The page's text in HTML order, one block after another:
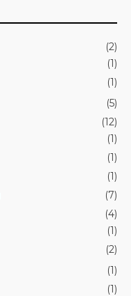
(2)
(1)
(1)
(5)
(12)
(1)
(1)
(1)
(7)
(4)
(1)
(2)
(1)
(1)